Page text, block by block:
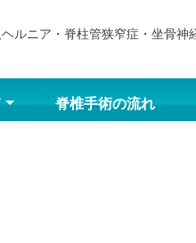
ルニア・脊柱管狭窄症・坐骨
脊椎手術の流れ